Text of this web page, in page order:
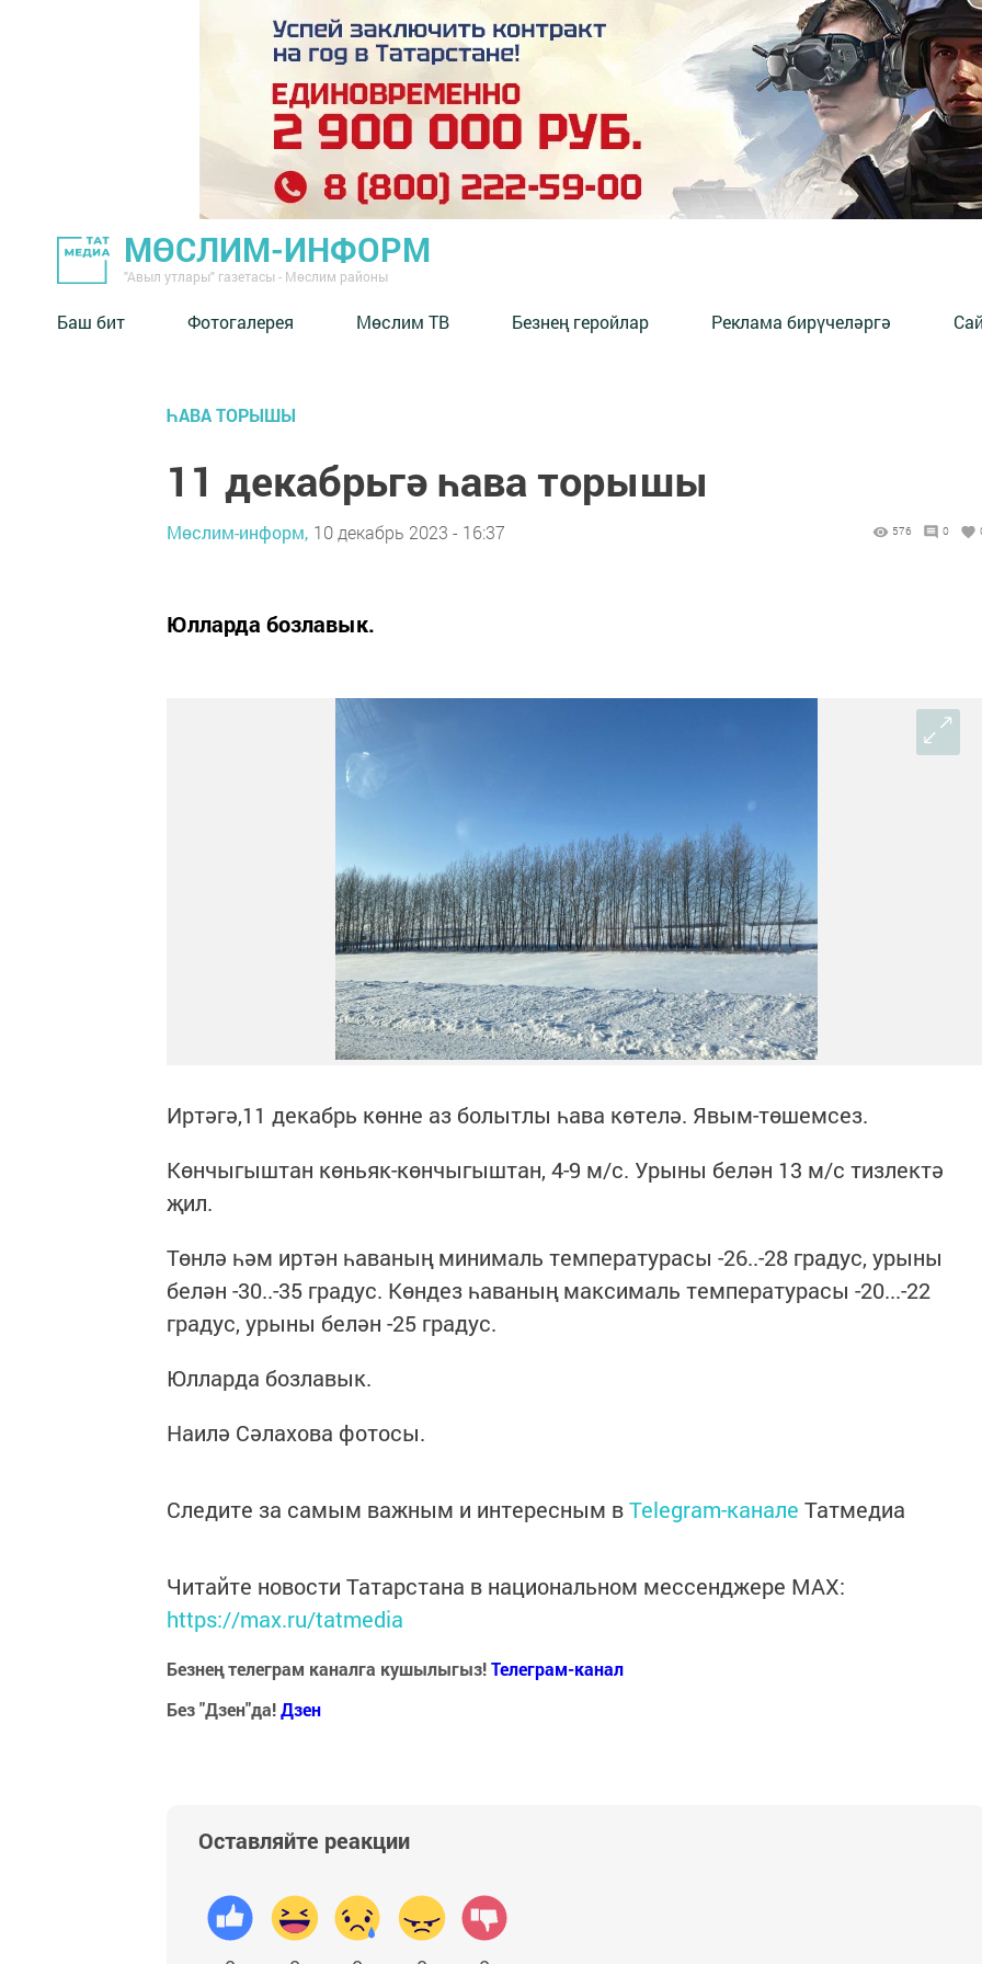
МӨСЛИМ-ИНФОРМ
"Авыл утлары" газетасы - Мөслим районы
Баш бит Фотогалерея Мөслим ТВ Безнең геройлар Реклама бирүчеләргә
ҺАВА ТОРЫШЫ
11 декабрьгә һава торышы
Мөслим-информ, 10 декабрь 2023 - 16:37 576 0
Юлларда бозлавык.
Иртәгә,11 декабрь көнне аз болытлы һава көтелә. Явым-төшемсез.
Көнчыгыштан көньяк-көнчыгыштан, 4-9 м/с. Урыны белән 13 м/с тизлектә
җил.
Төнлә һәм иртән һаваның минималь температурасы -26..-28 градус, урыны
белән -30..-35 градус. Көндез һаваның максималь температурасы -20...-22
градус, урыны белән -25 градус.
Юлларда бозлавык.
Наилә Сәлахова фотосы.
Следите за самым важным и интересным вTelegram-канале Татмедиа
Читайте новости Татарстана в национальном мессенджере MАХ:
https://max.ru/tatmedia
Безнең телеграм каналга кушылыгыз!Телеграм-канал
Без "Дзен"да!Дзен
Оставляйте реакции